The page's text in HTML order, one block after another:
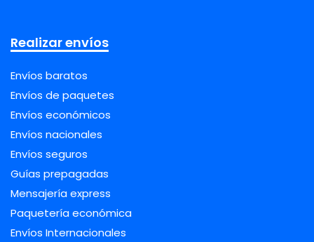
Realizar envíos
Envíos baratos
Envíos de paquetes
Envíos económicos
Envíos nacionales
Envíos seguros
Guías prepagadas
Mensajería express
Paquetería económica
Envíos Internacionales